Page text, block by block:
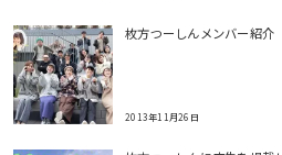
枚方つーしんメンバー紹介
2013年11月26日